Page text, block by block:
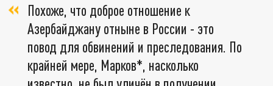
Похоже, что доброе отношение к
Азербайджану отныне в России - это
повод для обвинений и преследования. По
крайней мере, Марков*, насколько